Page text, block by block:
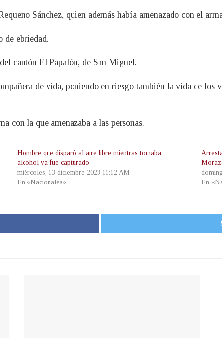
Sánchez, quien además había amenazado con el
de ebriedad.
cantón El Papalón, de San Miguel.
de vida, poniendo en riesgo también la vida de los
con la que amenazaba a las personas.
Hombre que disparó al aire libre mientras tomaba
alcohol ya fue capturado
miércoles, 13 diciembre 2023 11:12 AM
En «Nacionales»
En